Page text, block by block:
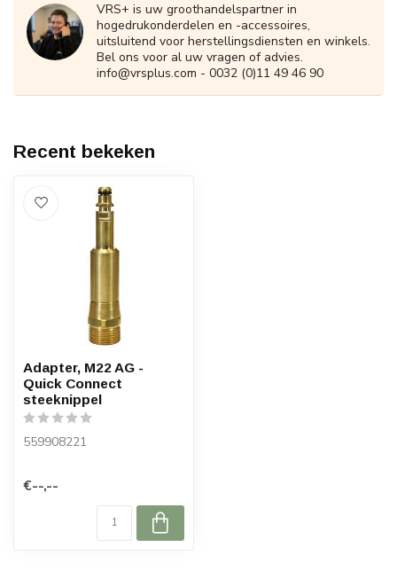
VRS+ is uw groothandelspartner in
hogedrukonderdelen en -accessoires,
uitsluitend voor herstellingsdiensten en winkels.
Bel ons voor al uw vragen of advies.
info@vrsplus.com - 0032 (0)11 49 46 90
Recent bekeken
Adapter, M22 AG -
Quick Connect
steeknippel
559908221
€--,--